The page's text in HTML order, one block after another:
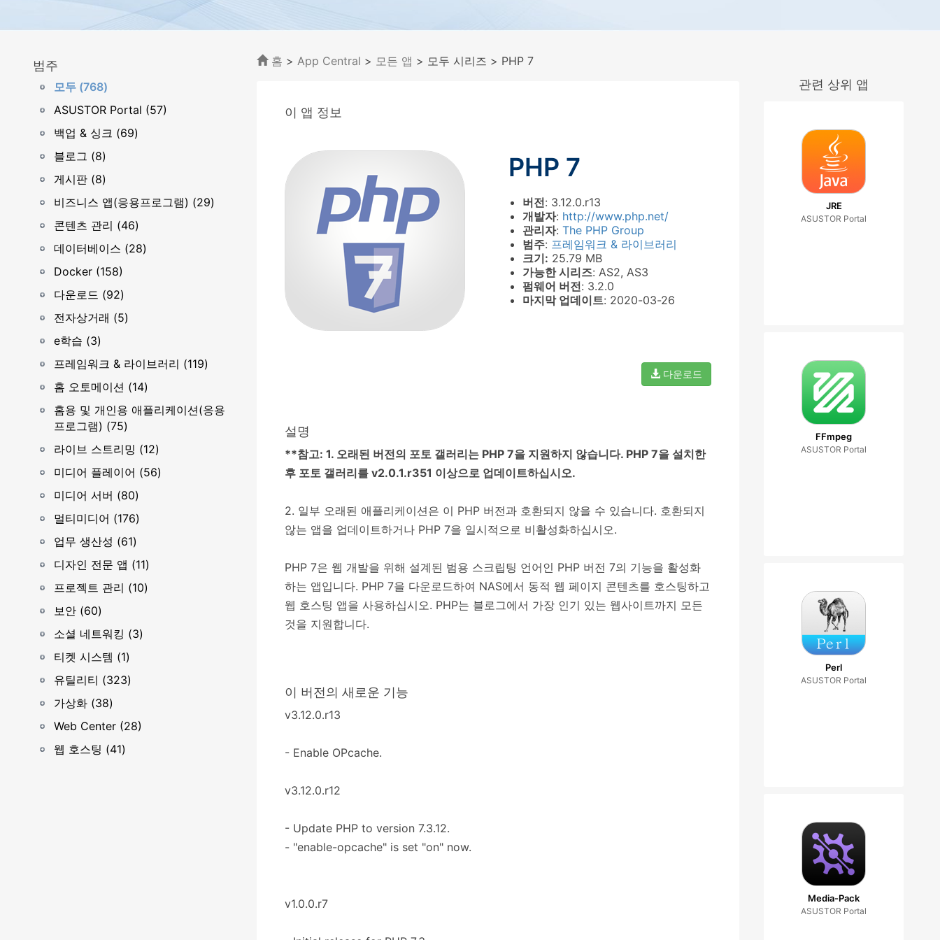
범주
모두 (768)
ASUSTOR Portal (57)
백업 & 싱크 (69)
블로그 (8)
게시판 (8)
비즈니스 앱(응용프로그램) (29)
콘텐츠 관리 (46)
데이터베이스 (28)
Docker (158)
다운로드 (92)
전자상거래 (5)
e학습 (3)
프레임워크 & 라이브러리 (119)
홈 오토메이션 (14)
홈용 및 개인용 애플리케이션(응용
프로그램) (75)
라이브 스트리밍 (12)
미디어 플레이어 (56)
미디어 서버 (80)
멀티미디어 (176)
업무 생산성 (61)
디자인 전문 앱 (11)
프로젝트 관리 (10)
보안 (60)
소셜 네트워킹 (3)
티켓 시스템 (1)
유틸리티 (323)
가상화 (38)
Web Center (28)
웹 호스팅 (41)
홈 > App Central > 모든 앱 > 모두 시리즈 > PHP 7
이 앱 정보
PHP 7
버전: 3.12.0.r13
개발자: http://www.php.net/
관리자: The PHP Group
범주: 프레임워크 & 라이브러리
크기: 25.79 MB
가능한 시리즈: AS2, AS3
펌웨어 버전: 3.2.0
마지막 업데이트: 2020-03-26
다운로드
설명
**참고: 1. 오래된 버전의 포토 갤러리는 PHP 7을 지원하지 않습니다. PHP 7을 설치한
후 포토 갤러리를 v2.0.1.r351 이상으로 업데이트하십시오.
2. 일부 오래된 애플리케이션은 이 PHP 버전과 호환되지 않을 수 있습니다. 호환되지
않는 앱을 업데이트하거나 PHP 7을 일시적으로 비활성화하십시오.
PHP 7은 웹 개발을 위해 설계된 범용 스크립팅 언어인 PHP 버전 7의 기능을 활성화
하는 앱입니다. PHP 7을 다운로드하여 NAS에서 동적 웹 페이지 콘텐츠를 호스팅하고
웹 호스팅 앱을 사용하십시오. PHP는 블로그에서 가장 인기 있는 웹사이트까지 모든
것을 지원합니다.
이 버전의 새로운 기능
v3.12.0.r13
- Enable OPcache.
v3.12.0.r12
- Update PHP to version 7.3.12.
- "enable-opcache" is set "on" now.
v1.0.0.r7
관련 상위 앱
JRE
ASUSTOR Portal
FFmpeg
ASUSTOR Portal
Perl
ASUSTOR Portal
Media-Pack
ASUSTOR Portal